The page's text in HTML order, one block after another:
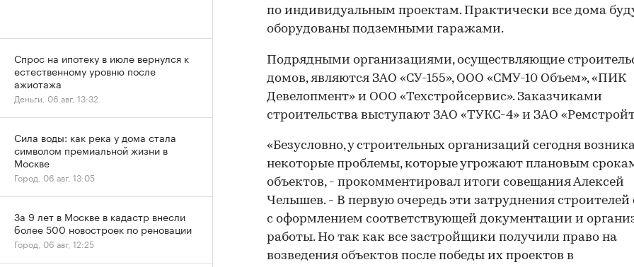
по индивидуальным проектам. Практически все дома
оборудованы подземными гаражами.
Подрядными организациями, осуществляющие
домов, являются ЗАО «СУ-155», ООО «СМУ-10 Объем», «ПИК
Девелопмент» и ООО «Техстройсервис». Заказчиками
строительства выступают ЗАО «ТУКС-4» и ЗАО
«Безусловно, у строительных организаций сегодня
некоторые проблемы, которые угрожают плановым
объектов, - прокомментировал итоги совещания Алексей
Челышев. - В первую очередь эти затруднения строителей
с оформлением соответствующей документации и
работы. Но так как все застройщики получили право на
возведения объектов после победы их проектов в
Спрос на ипотеку в июле вернулся к
естественному уровню после
ажиотажа
Деньги, 06 авг, 13:32
Сила воды: как река у дома стала
символом премиальной жизни в
Москве
Город, 06 авг, 13:05
За 9 лет в Москве в кадастр внесли
более 500 новостроек по реновации
Город, 06 авг, 12:25